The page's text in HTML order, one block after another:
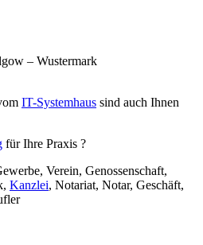
– Wustermark
IT-Systemhaus sind auch Ihnen
für Ihre Praxis ?
Verein, Genossenschaft,
Kanzlei, Notariat, Notar, Geschäft,